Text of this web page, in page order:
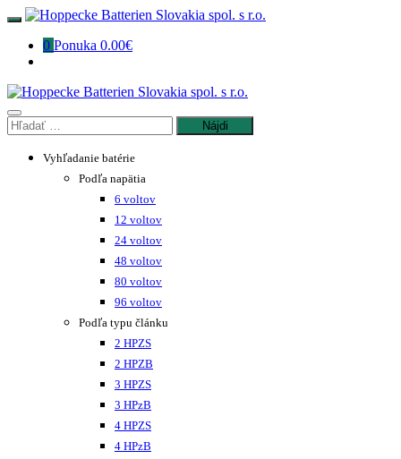
Preskočiť
obsah
0 Ponuka 0.00€
Hľadať:
Vyhľadanie batérie
Podľa napätia
6 voltov
12 voltov
24 voltov
48 voltov
80 voltov
96 voltov
Podľa typu článku
2 HPZS
2 HPZB
3 HPZS
3 HPzB
4 HPZS
4 HPzB